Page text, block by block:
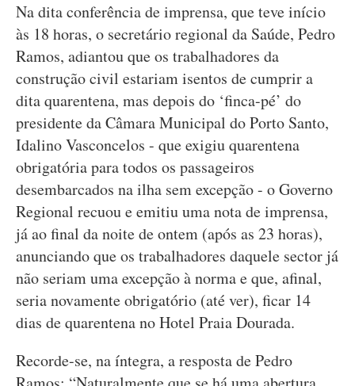
Na dita conferência de imprensa, que teve início
às 18 horas, o secretário regional da Saúde, Pedro
Ramos, adiantou que os trabalhadores da
construção civil estariam isentos de cumprir a
dita quarentena, mas depois do ‘finca-pé’ do
presidente da Câmara Municipal do Porto Santo,
Idalino Vasconcelos - que exigiu quarentena
obrigatória para todos os passageiros
desembarcados na ilha sem excepção - o Governo
Regional recuou e emitiu uma nota de imprensa,
já ao final da noite de ontem (após as 23 horas),
anunciando que os trabalhadores daquele sector já
não seriam uma excepção à norma e que, afinal,
seria novamente obrigatório (até ver), ficar 14
dias de quarentena no Hotel Praia Dourada.
Recorde-se, na íntegra, a resposta de Pedro